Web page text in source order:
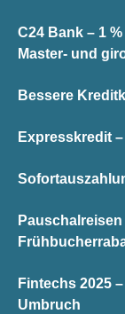
C24 Bank – 1
Master- und
Bessere
Expresskredit
Fintechs 2025
Umbruch